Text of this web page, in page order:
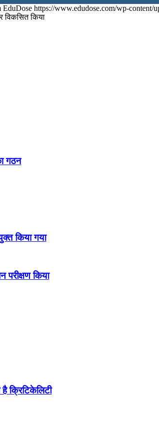
EduDose https://www.edudose.com/wp-content/
विकसित किया
गठन
किया गया
किया
क्रिटिकेलिटी